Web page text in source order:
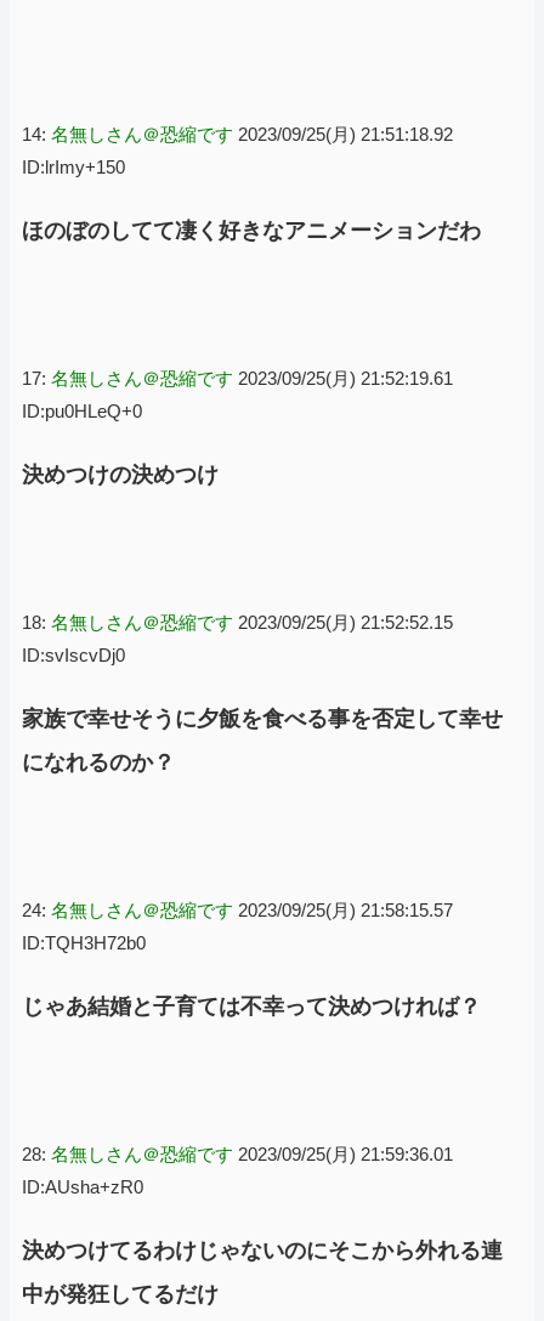
14: 名無しさん＠恐縮です 2023/09/25(月) 21:51:18.92
ID:lrImy+150
ほのぼのしてて凄く好きなアニメーションだわ
17: 名無しさん＠恐縮です 2023/09/25(月) 21:52:19.61
ID:pu0HLeQ+0
決めつけの決めつけ
18: 名無しさん＠恐縮です 2023/09/25(月) 21:52:52.15
ID:svIscvDj0
家族で幸せそうに夕飯を食べる事を否定して幸せ
になれるのか？
24: 名無しさん＠恐縮です 2023/09/25(月) 21:58:15.57
ID:TQH3H72b0
じゃあ結婚と子育ては不幸って決めつければ？
28: 名無しさん＠恐縮です 2023/09/25(月) 21:59:36.01
ID:AUsha+zR0
決めつけてるわけじゃないのにそこから外れる連
中が発狂してるだけ